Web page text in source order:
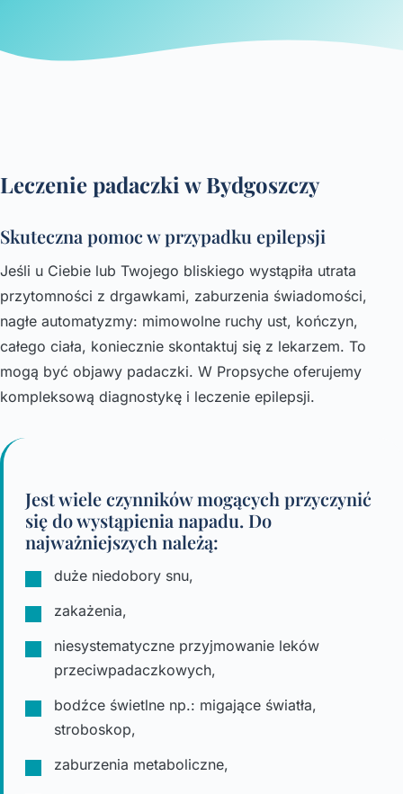
Leczenie padaczki w Bydgoszczy
Skuteczna pomoc w przypadku epilepsji
Jeśli u Ciebie lub Twojego bliskiego wystąpiła utrata
przytomności z drgawkami, zaburzenia świadomości,
nagłe automatyzmy: mimowolne ruchy ust, kończyn,
całego ciała, koniecznie skontaktuj się z lekarzem. To
mogą być objawy padaczki. W Propsyche oferujemy
kompleksową diagnostykę i leczenie epilepsji.
Jest wiele czynników mogących przyczynić
się do wystąpienia napadu. Do
najważniejszych należą:
duże niedobory snu,
zakażenia,
niesystematyczne przyjmowanie leków
przeciwpadaczkowych,
bodźce świetlne np.: migające światła,
stroboskop,
zaburzenia metaboliczne,